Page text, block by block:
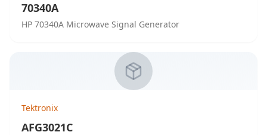
70340A
HP 70340A Microwave Signal Generator
Tektronix
AFG3021C